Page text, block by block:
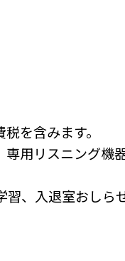
を含みます。
用リスニング機
習、入退室おしら